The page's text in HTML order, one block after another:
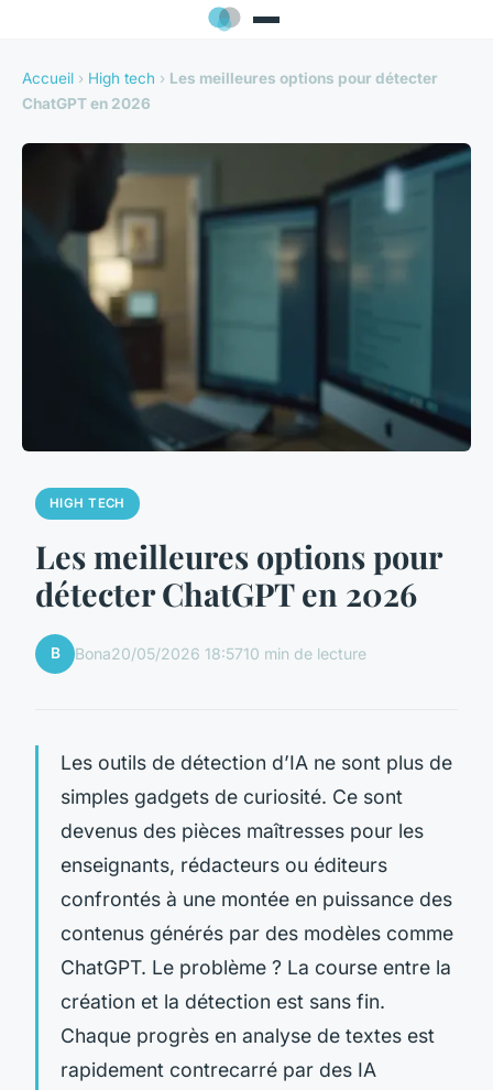
Accueil › High tech › Les meilleures options pour détecter
ChatGPT en 2026
HIGH TECH
Les meilleures options pour
détecter ChatGPT en 2026
B Bona20/05/2026 18:5710 min de lecture
Les outils de détection d’IA ne sont plus de
simples gadgets de curiosité. Ce sont
devenus des pièces maîtresses pour les
enseignants, rédacteurs ou éditeurs
confrontés à une montée en puissance des
contenus générés par des modèles comme
ChatGPT. Le problème ? La course entre la
création et la détection est sans fin.
Chaque progrès en analyse de textes est
rapidement contrecarré par des IA